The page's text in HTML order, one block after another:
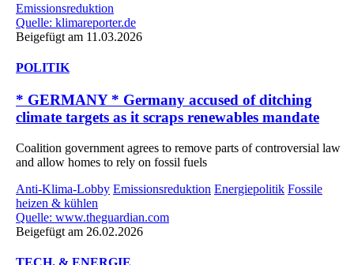
Emissionsreduktion
Quelle: klimareporter.de
Beigefügt am 11.03.2026
POLITIK
* GERMANY * Germany accused of ditching
climate targets as it scraps renewables mandate
Coalition government agrees to remove parts of controversial law
and allow homes to rely on fossil fuels
Anti-Klima-Lobby Emissionsreduktion Energiepolitik Fossile
heizen & kühlen
Quelle: www.theguardian.com
Beigefügt am 26.02.2026